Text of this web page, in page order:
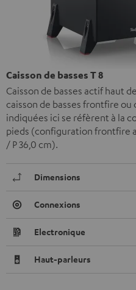
Caisson de basses T 8
Caisson de basses actif haut
caisson de basses frontfire
indiquées ici se réfèrent à la
pieds (configuration frontfire
/ P 36,0 cm).
Dimensions
Connexions
Electronique
Haut-parleurs